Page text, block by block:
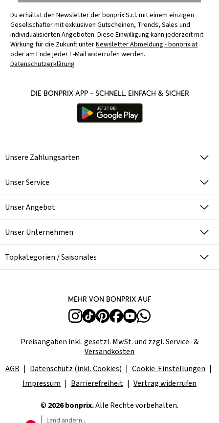
Du erhältst den Newsletter der bonprix S.r.l. mit einem einzigen
Gesellschafter mit exklusiven Gutscheinen, Trends, Sales und
individualisierten Angeboten. Diese Einwilligung kann jederzeit mit
Wirkung für die Zukunft unterNewsletter Abmeldung - bonprix.at
oder am Ende jeder E-Mail widerrufen werden.
Datenschutzerklärung
Die bonprix App – schnell, einfach & sicher
Unsere Zahlungsarten
Unser Service
Unser Angebot
Unser Unternehmen
Topkategorien / Saisonales
Mehr von bonprix auf
Preisangaben inkl. gesetzl. MwSt. und zzgl.Service- &
Versandkosten
AGB
Datenschutz (inkl. Cookies)
Cookie-Einstellungen
Impressum
Barrierefreiheit Vertrag widerrufen
© 2026 bonprix.Alle Rechte vorbehalten.
Land ändern...